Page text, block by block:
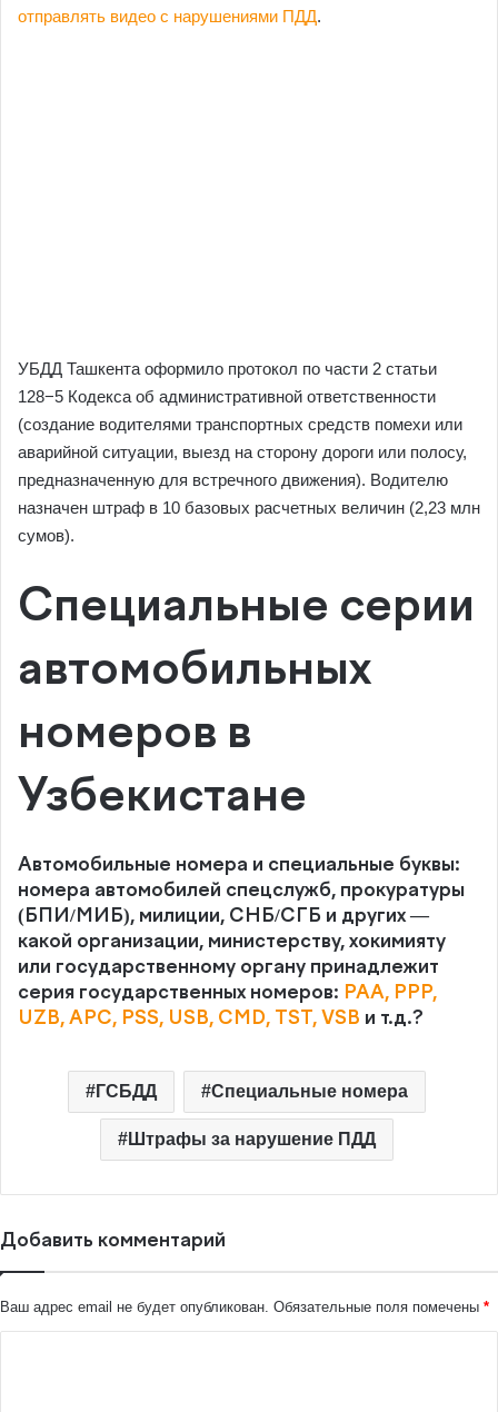
отправлять видео с нарушениями ПДД.
УБДД Ташкента оформило протокол по части 2 статьи
128−5 Кодекса об административной ответственности
(создание водителями транспортных средств помехи или
аварийной ситуации, выезд на сторону дороги или полосу,
предназначенную для встречного движения). Водителю
назначен штраф в 10 базовых расчетных величин (2,23 млн
сумов).
Специальные серии
автомобильных
номеров в
Узбекистане
Автомобильные номера и специальные буквы:
номера автомобилей спецслужб, прокуратуры
(БПИ/МИБ), милиции, СНБ/СГБ и других —
какой организации, министерству, хокимияту
или государственному органу принадлежит
серия государственных номеров: PAA, PPP,
UZB, APC, PSS, USB, CMD, TST, VSB и т.д.?
ГСБДД Специальные номера
Штрафы за нарушение ПДД
Добавить комментарий
Ваш адрес email не будет опубликован. Обязательные поля помечены *